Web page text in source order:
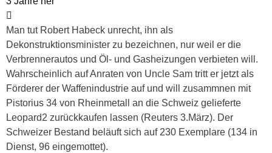
Man tut Robert Habeck unrecht, ihn als
Dekonstruktionsminister zu bezeichnen, nur weil er die
Verbrennerautos und Öl- und Gasheizungen verbieten will.
Wahrscheinlich auf Anraten von Uncle Sam tritt er jetzt als
Förderer der Waffenindustrie auf und will zusammnen mit
Pistorius 34 von Rheinmetall an die Schweiz gelieferte
Leopard2 zurückkaufen lassen (Reuters 3.März). Der
Schweizer Bestand beläuft sich auf 230 Exemplare (134 in
Dienst, 96 eingemottet).